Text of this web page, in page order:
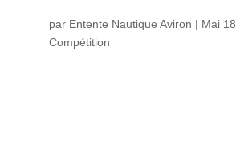
par Entente Nautique Aviron | Mai
Compétition